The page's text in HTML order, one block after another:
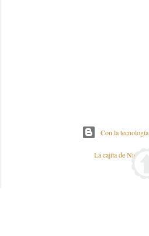
Con la
La cajita de Nieves